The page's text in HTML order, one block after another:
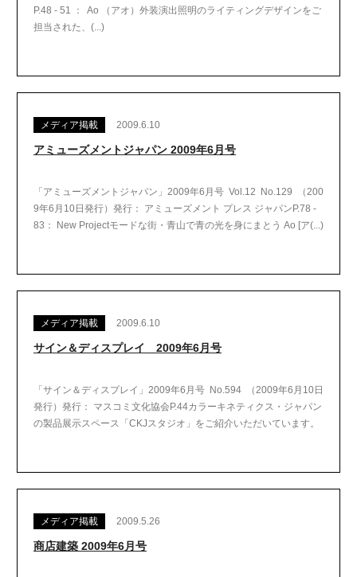
P.48 - 51 ： Ao （アオ）外装演出照明のライティングデザインをご
担当された、(...)
メディア掲載 2009.6.10
アミューズメントジャパン 2009年6月号
「アミューズメントジャパン」2009年6月号 Vol.12 No.129 （200
9年6月10日発行）発行： アミューズメント プレス ジャパンP.78 -
83： New Projectモードな街・青山で青の光を身にまとう Ao [ア(...)
メディア掲載 2009.6.10
サイン＆ディスプレイ 2009年6月号
「サイン＆ディスプレイ」2009年6月号 No.594 （2009年6月10日
発行）発行： マスコミ文化協会P.44カラーキネティクス・ジャパン
の製品展示スペース「CKJスタジオ」をご紹介いただいています。
メディア掲載 2009.5.26
商店建築 2009年6月号